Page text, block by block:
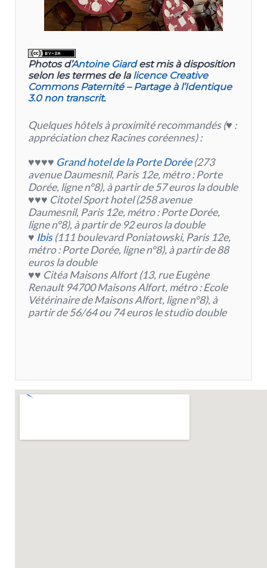
Photos d’Antoine Giardest mis à disposition
selon les termes de la licence Creative
Commons Paternité – Partage à l’Identique
3.0 non transcrit.
Quelques hôtels à proximité recommandés (♥ :
appréciation chez Racines coréennes) :
♥♥♥♥ Grand hotel de la Porte Dorée(273
avenue Daumesnil, Paris 12e, métro : Porte
Dorée, ligne n°8), à partir de 57 euros la double
♥♥♥ Citotel Sport hotel (258 avenue
Daumesnil, Paris 12e, métro : Porte Dorée,
ligne n°8), à partir de 92 euros la double
♥ Ibis(111 boulevard Poniatowski, Paris 12e,
métro : Porte Dorée, ligne n°8), à partir de 88
euros la double
♥♥ Citéa Maisons Alfort (13, rue Eugène
Renault 94700 Maisons Alfort, métro : Ecole
Vétérinaire de Maisons Alfort, ligne n°8), à
partir de 56/64 ou 74 euros le studio double